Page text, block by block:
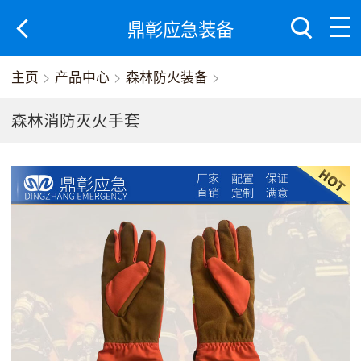
鼎彰应急装备
主页 > 产品中心 > 森林防火装备 >
森林消防灭火手套